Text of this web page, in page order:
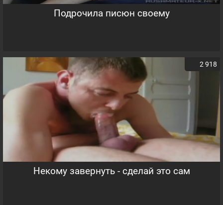
Подрочила писюн своему
2 918
Некому завернуть - сделай это сам